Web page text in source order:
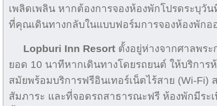
เพลิดเพลิน หากต้องการจองห้องพักโปรดระบุวั
ที่คุณเดินทางกลับในแบบฟอร์มการจองห้องพักอ
Lopburi Inn Resort ตั้งอยู่ห่างจากศาลพร
ยอด 10 นาทีหากเดินทางโดยรถยนต์ ให้บริกา
สมัย​​พร้อมบริการฟรีอินเทอร์เน็ตไร้สาย (Wi-Fi)
สัมภาระ และที่จอดรถสาธารณะฟ​​รี ห้องพักมีระ